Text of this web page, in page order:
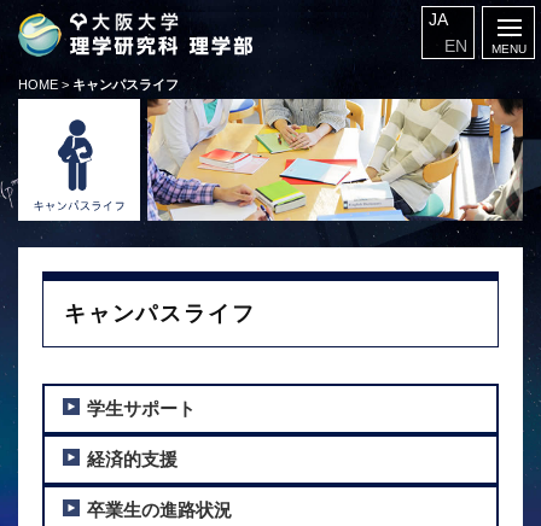
JA
EN
HOME > キャンパスライフ
キャンパスライフ
学生サポート
経済的支援
卒業生の進路状況